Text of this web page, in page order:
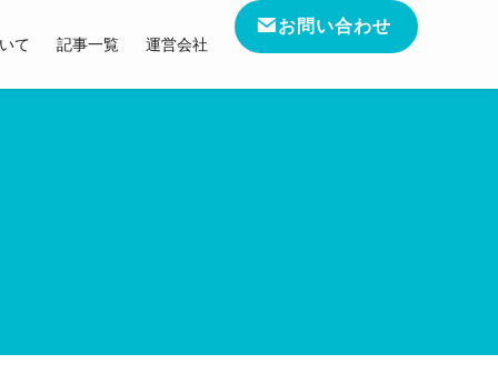
て 記事一覧 運営会社
お問い合わせ